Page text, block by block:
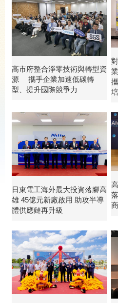
高市府整合淨零技術與轉型資
源 攜手企業加速低碳轉
型、提升國際競爭力
日東電工海外最大投資落腳高
雄 45億元新廠啟用 助攻半導
體供應鏈再升級